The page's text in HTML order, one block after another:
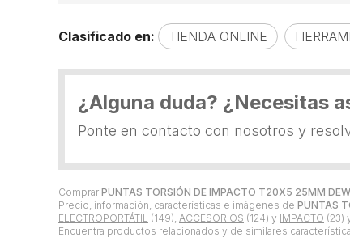
Comprar PUNTAS TORSIÓN DE IMPACTO T20X5 25MM
Precio, información, características e imágenes de PUNTAS
ELECTROPORTÁTIL (149), ACCESORIOS (124) y IMPACTO (23)
Encuentra productos relacionados y de similares
Clasificado en: TIENDA ONLINE
¿Alguna duda? ¿Necesitas
Ponte en contacto con nosotros y